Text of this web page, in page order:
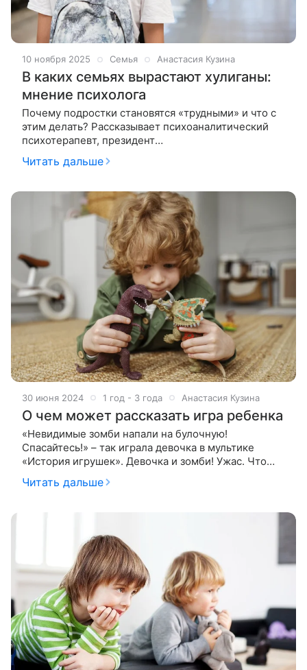
10 ноября 2025 Семья Анастасия Кузина
В каких семьях вырастают хулиганы:
мнение психолога
Почему подростки становятся «трудными» и что с
этим делать? Рассказывает психоаналитический
психотерапевт, президент
Благотворительного фонда ресоциализации детей
и подростков с девиантным, делинквентным и
Читать дальше
30 июня 2024 1 год - 3 года Анастасия Кузина
О чем может рассказать игра ребенка
«Невидимые зомби напали на булочную!
Спасайтесь!» – так играла девочка в мультике
«История игрушек». Девочка и зомби! Ужас. Что
специалистам? Нет, утверждает детский
Читать дальше